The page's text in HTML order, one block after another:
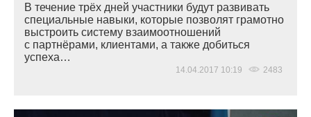
В течение трёх дней участники будут развивать
специальные навыки, которые позволят грамотно
выстроить систему взаимоотношений
с партнёрами, клиентами, а также добиться
успеха…
14.04.2017 10:19 2483